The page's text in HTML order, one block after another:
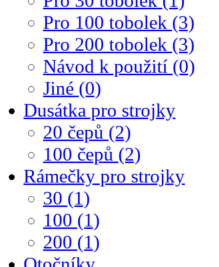
Pro 100 tobolek (3)
Pro 200 tobolek (3)
Návod k použití (0)
Jiné (0)
Dusátka pro strojky
20 čepů (2)
100 čepů (2)
Rámečky pro strojky
30 (1)
100 (1)
200 (1)